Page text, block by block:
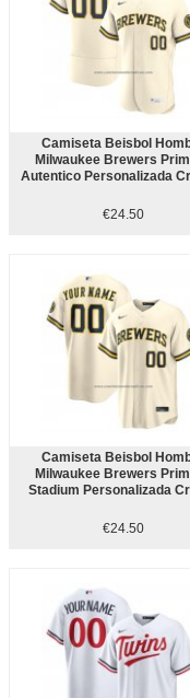
Camiseta Beisbol
Milwaukee Brewers
Autentico Personalizada
€24.50
Camiseta Beisbol
Milwaukee Brewers
Stadium Personalizada
€24.50